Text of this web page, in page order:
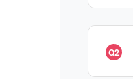
Q2